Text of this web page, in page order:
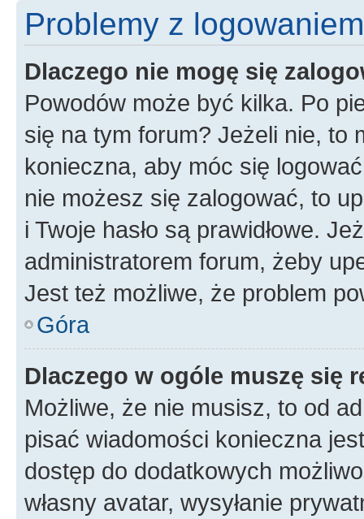
Problemy z
Dlaczego nie mogę się
Powodów może być kilka. Po
się na tym forum? Jeżeli nie, to
konieczna, aby móc się
nie możesz się zalogować, to
i Twoje hasło są prawidłowe.
administratorem forum, żeby
Jest też możliwe, że problem
Góra
Dlaczego w ogóle muszę się
Możliwe, że nie musisz, to od
pisać wiadomości konieczna
dostęp do dodatkowych
własny avatar, wysyłanie